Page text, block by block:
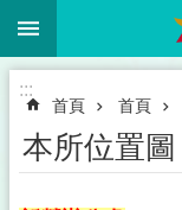
跳到主要內容區塊
:::
首頁 首頁
本所位置圖